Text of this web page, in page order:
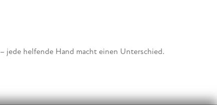
jede helfende Hand macht einen Unterschied.